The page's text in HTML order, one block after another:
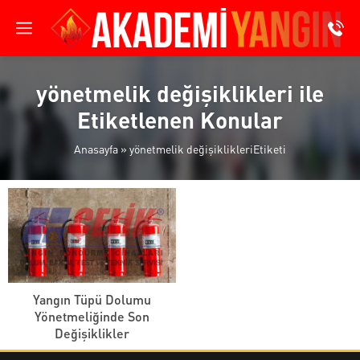
yönetmelik değişiklikleri ile
Etiketlenen Konular
Anasayfa » yönetmelik değişiklikleriEtiketi
Yangın Tüpü Dolumu
Yönetmeliğinde Son
Değişiklikler